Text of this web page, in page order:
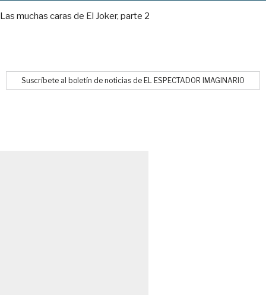
Las muchas caras de El Joker, parte 2
Suscríbete al boletín de noticias de EL ESPECTADOR IMAGINARIO